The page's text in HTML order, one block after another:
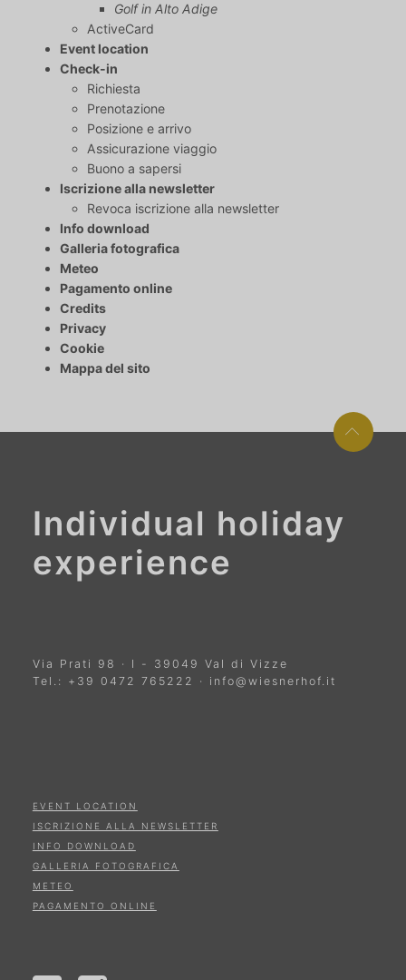
Golf in Alto Adige
ActiveCard
Event location
Check-in
Richiesta
Prenotazione
Posizione e arrivo
Assicurazione viaggio
Buono a sapersi
Iscrizione alla newsletter
Revoca iscrizione alla newsletter
Info download
Galleria fotografica
Meteo
Pagamento online
Credits
Privacy
Cookie
Mappa del sito
Individual holiday
experience
Via Prati 98 · I - 39049 Val di Vizze
Tel.: +39 0472 765222 · info@wiesnerhof.it
EVENT LOCATION
ISCRIZIONE ALLA NEWSLETTER
INFO DOWNLOAD
GALLERIA FOTOGRAFICA
METEO
PAGAMENTO ONLINE